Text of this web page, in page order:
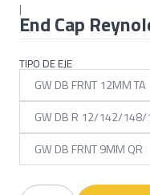
|
End Cap
TIPO DE EJE
GW DB FRNT 12MM TA
GW DB R 12/142/148/
GW DB FRNT 9MM QR